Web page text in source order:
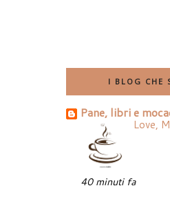
I BLOG CHE
Pane, libri e
Love,
40 minuti fa